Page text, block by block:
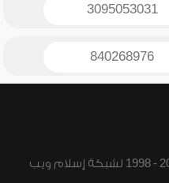
3095053031
840268976